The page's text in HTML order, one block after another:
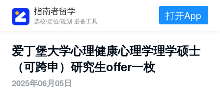
指南者留学
选校/定位/规划 必备工具 打开App
爱丁堡大学心理健康心理学理学硕士
（可跨申）研究生offer一枚
2025年06月05日